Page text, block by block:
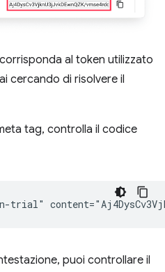
al token utilizzato
cercando di risolvere il
tag, controlla il codice
puoi controllare il